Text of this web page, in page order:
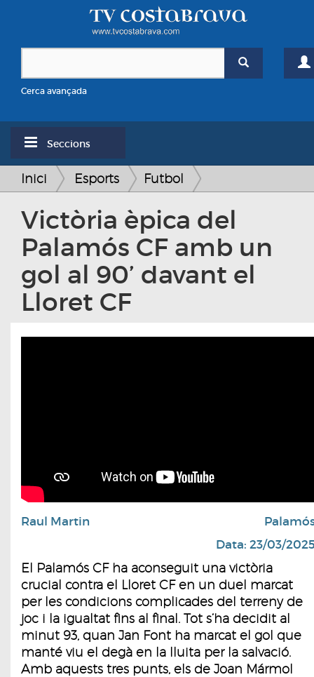
Cerca avançada
Seccions
Inici Esports Futbol
Victòria èpica del
Palamós CF amb un
gol al 90’ davant el
Lloret CF
Raul Martin
Data: 23/03/
El Palamós CF ha aconseguit una victòria
crucial contra el Lloret CF en un duel marcat
per les condicions complicades del terreny de
joc i la igualtat fins al final. Tot s’ha decidit al
minut 93, quan Jan Font ha marcat el gol que
manté viu el degà en la lluita per la salvació.
Amb aquests tres punts, els de Joan Mármol